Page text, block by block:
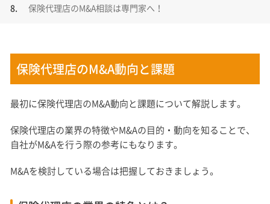
保険代理店のM&A相談は専門家へ！
保険代理店のM&A動向と課題
最初に保険代理店のM&A動向と課題について解説します。
保険代理店の業界の特徴やM&Aの目的・動向を知ることで、
自社がM&Aを行う際の参考にもなります。
M&Aを検討している場合は把握しておきましょう。